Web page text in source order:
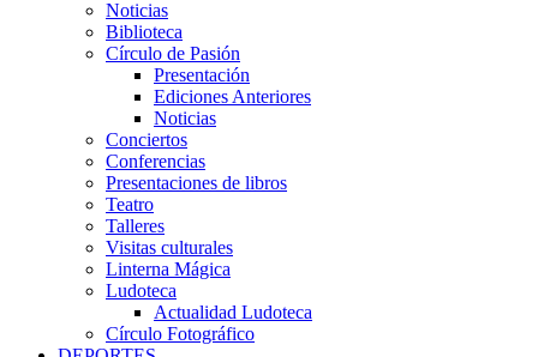
Noticias
Biblioteca
Círculo de Pasión
Presentación
Ediciones Anteriores
Noticias
Conciertos
Conferencias
Presentaciones de libros
Teatro
Talleres
Visitas culturales
Linterna Mágica
Ludoteca
Actualidad Ludoteca
Círculo Fotográfico